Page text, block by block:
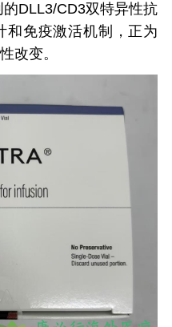
DLL3/CD3双特异性抗
和免疫激活机制，正为
改变。